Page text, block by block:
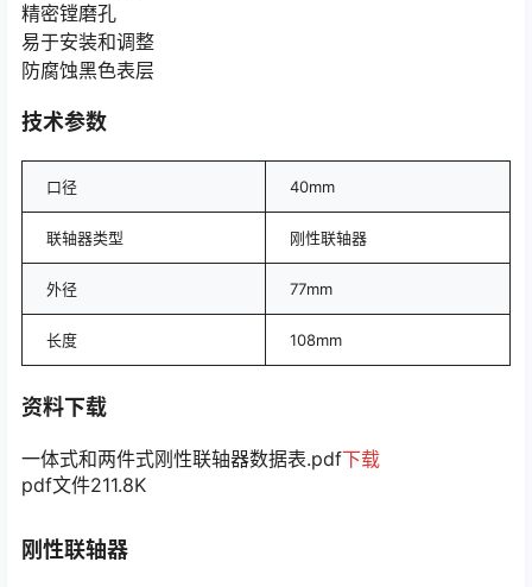
精密镗磨孔
易于安装和调整
防腐蚀黑色表层
技术参数
口径 40mm
联轴器类型 刚性联轴器
外径 77mm
长度 108mm
资料下载
一体式和两件式刚性联轴器数据表.pdf下载
pdf文件211.8K
刚性联轴器